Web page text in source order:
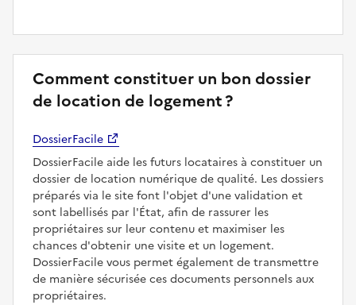
Comment constituer un bon dossier
de location de logement ?
DossierFacile
DossierFacile aide les futurs locataires à constituer un
dossier de location numérique de qualité. Les dossiers
préparés via le site font l'objet d'une validation et
sont labellisés par l'État, afin de rassurer les
propriétaires sur leur contenu et maximiser les
chances d'obtenir une visite et un logement.
DossierFacile vous permet également de transmettre
de manière sécurisée ces documents personnels aux
propriétaires.